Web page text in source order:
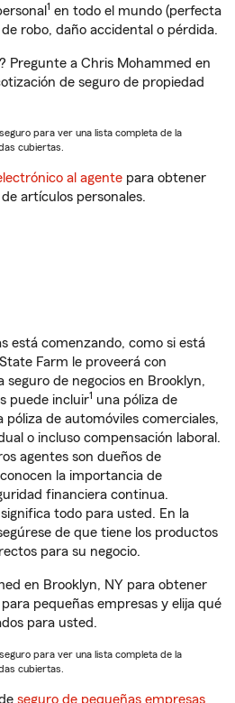
1 en todo el mundo (perfecta
robo, daño accidental o pérdida.
Pregunte a Chris Mohammed en
de seguro de propiedad
para ver una lista completa de la
cubiertas.
al agente para obtener
artículos personales.
está comenzando, como si está
Farm le proveerá con
seguro de negocios en Brooklyn,
puede incluir1 una póliza de
póliza de automóviles comerciales,
o incluso compensación laboral.
agentes son dueños de
la importancia de
financiera continua.
todo para usted. En la
de que tiene los productos
para su negocio.
en Brooklyn, NY para obtener
pequeñas empresas y elija qué
para usted.
para ver una lista completa de la
cubiertas.
seguro de pequeñas empresas